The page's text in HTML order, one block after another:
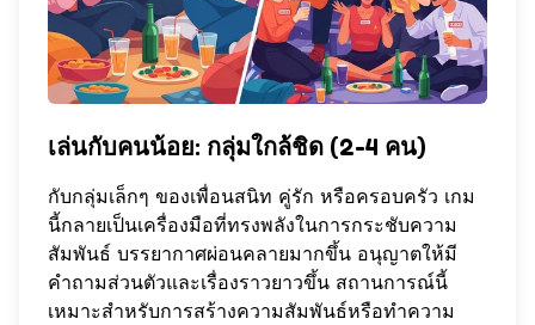
เล่นกับคนน้อย: กลุ่มใกล้ชิด (2-4 คน)
กับกลุ่มเล็กๆ ของเพื่อนสนิท คู่รัก หรือครอบครัว เกม
นี้กลายเป็นเครื่องมือที่ทรงพลังในการกระชับความ
สัมพันธ์ บรรยากาศผ่อนคลายมากขึ้น อนุญาตให้มี
คำถามส่วนตัวและเรื่องราวยาวขึ้น สถานการณ์นี้
เหมาะสำหรับการสร้างความสัมพันธ์หรือทำความ